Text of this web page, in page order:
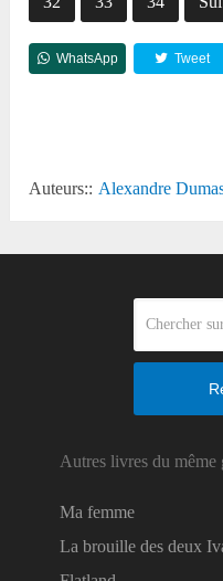
WhatsApp Tweet
Auteurs:: Alexandre
Autres livres du même
Ma femme
La brouille des deux